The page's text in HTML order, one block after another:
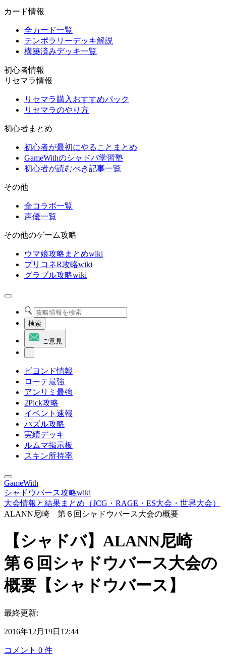
カード情報
全カード一覧
テンポラリーデッキ解説
構築済みデッキ一覧
初心者情報
リセマラ情報
リセマラ購入おすすめパック
リセマラのやり方
初心者まとめ
初心者が最初にやることまとめ
GameWithのシャドバ学習塾
初心者が読むべき記事一覧
その他
全コラボ一覧
声優一覧
その他のゲーム攻略
ウマ娘攻略まとめwiki
プリコネR攻略wiki
グラブル攻略wiki
検索
ご意見
ビヨンド情報
ローテ最強
アンリミ最強
2Pick攻略
イベント速報
パズル攻略
実績デッキ
ルムマ掲示板
スキン所持率
GameWith
シャドウバース攻略wiki
大会情報と結果まとめ（JCG・RAGE・ES大会・世界大会）
ALANN尼崎 第６回シャドウバース大会の概要
【シャドバ】ALANN尼崎
第６回シャドウバース大会の
概要【シャドウバース】
最終更新:
2016年12月19日12:44
コメント 0 件